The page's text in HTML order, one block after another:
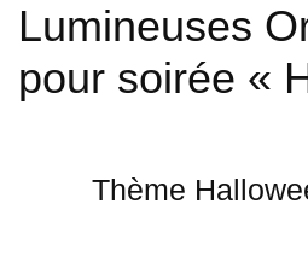
Lumineuses
pour soirée «
Thème